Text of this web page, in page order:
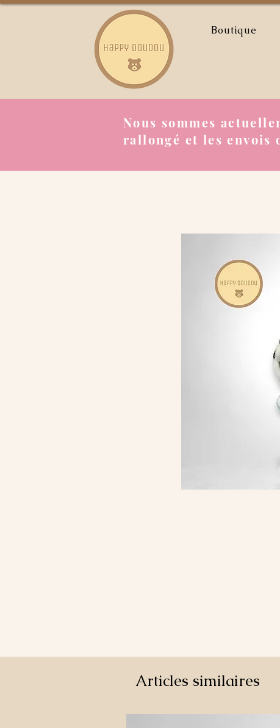
Boutique
Nous sommes
rallongé et les envois
Articles similaires